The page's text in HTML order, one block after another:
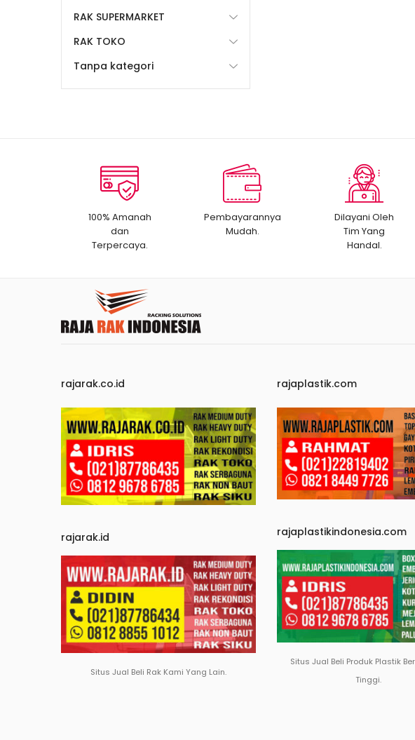
RAK SUPERMARKET
RAK TOKO
Tanpa kategori
100% Amanah
dan
Terpercaya.
Pembayarannya
Mudah.
Dilayani Oleh
Tim Yang
Handal.
rajarak.co.id
rajarak.id
Situs Jual Beli Rak Kami Yang Lain.
rajaplastik.com
rajaplastikindonesia.com
Situs Jual Beli Produk Plastik
Tinggi.